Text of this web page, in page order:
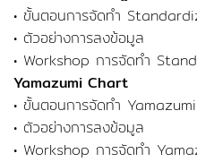
• ขั้นตอนการจัดทำ
• ตัวอย่างการลงข้อมูล
• Workshop การจัดทำ
Yamazumi Chart
• ขั้นตอนการจัดทำ
• ตัวอย่างการลงข้อมูล
• Workshop การจัดทำ